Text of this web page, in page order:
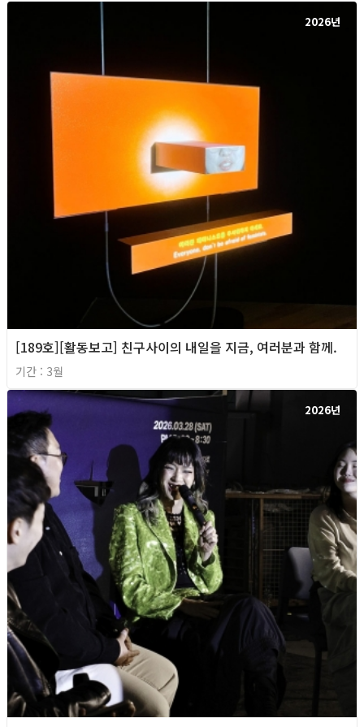
2026년
[189호][활동보고] 친구사이의 내일을 지금, 여러분과 함께.
기간 : 3월
2026년